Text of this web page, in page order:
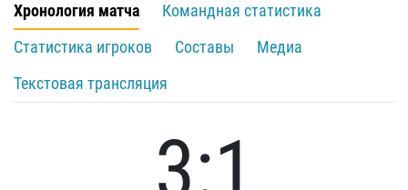
Хронология матча
Командная статистика
Статистика игроков
Составы
Медиа
Текстовая трансляция
3:1